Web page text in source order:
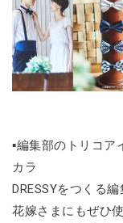
▪編集部のトリコア
カラ
DRESSYをつくる
花嫁さまにもぜひ